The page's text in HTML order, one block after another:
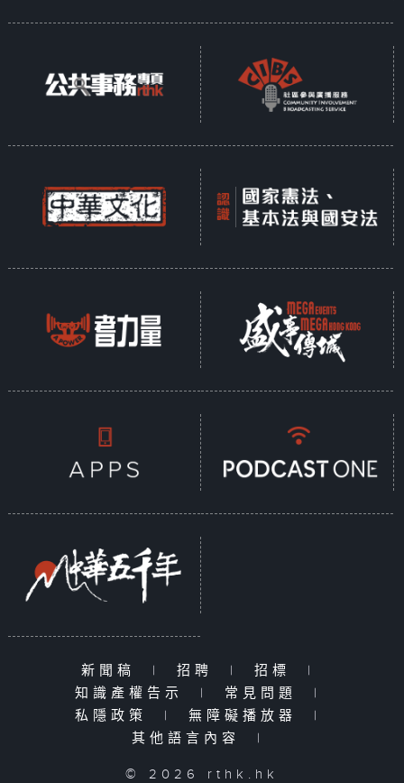
新聞稿 | 招聘 | 招標
|
知識產權告示
| 常見問題
|
私隱政策
| 無障礙播放器
|
其他語言內容
|
© 2026 rthk.hk